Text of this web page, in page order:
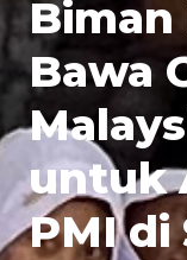
Bawa
untuk
PMI di